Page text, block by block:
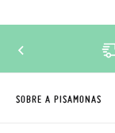
SOBRE A PISAMONAS